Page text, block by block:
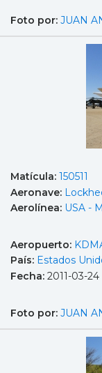
Foto por: JUAN
Matícula: 150511
Aeronave:
Aerolínea: USA -
Aeropuerto:
País: Estados
Fecha: 2011-03-24
Foto por: JUAN